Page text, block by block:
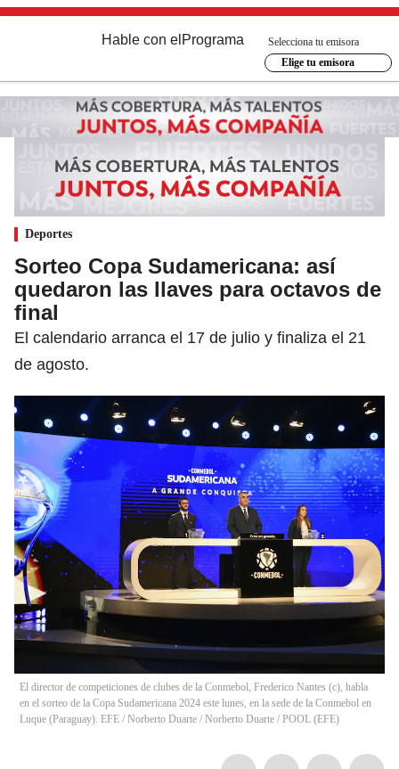
Hable con el Programa
Selecciona tu emisora
Elige tu emisora
Deportes
Sorteo Copa Sudamericana: así
quedaron las llaves para octavos de
final
El calendario arranca el 17 de julio y finaliza el 21
de agosto.
El director de competiciones de clubes de la Conmebol, Frederico Nantes (c), habla
en el sorteo de la Copa Sudamericana 2024 este lunes, en la sede de la Conmebol en
Luque (Paraguay). EFE / Norberto Duarte / Norberto Duarte / POOL (EFE)